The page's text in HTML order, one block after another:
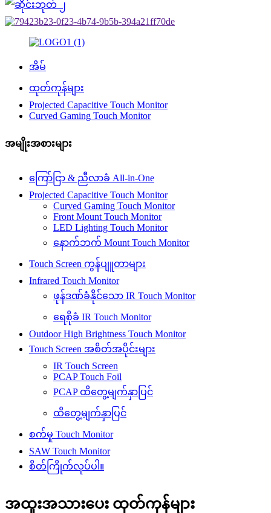
အိမ်
ထုတ်ကုန်များ
Projected Capacitive Touch Monitor
Curved Gaming Touch Monitor
အမျိုးအစားများ
ကြော်ငြာ & ညီလာခံ All-in-One
Projected Capacitive Touch Monitor
Curved Gaming Touch Monitor
Front Mount Touch Monitor
LED Lighting Touch Monitor
နောက်ဘက် Mount Touch Monitor
Touch Screen ကွန်ပျူတာများ
Infrared Touch Monitor
ဖုန်ဒဏ်ခံနိုင်သော IR Touch Monitor
ရေစိုခံ IR Touch Monitor
Outdoor High Brightness Touch Monitor
Touch Screen အစိတ်အပိုင်းများ
IR Touch Screen
PCAP Touch Foil
PCAP ထိတွေ့မျက်နှာပြင်
ထိတွေ့မျက်နှာပြင်
စက်မှု Touch Monitor
SAW Touch Monitor
စိတ်ကြိုက်လုပ်ပါ။
အထူးအသားပေး ထုတ်ကုန်များ